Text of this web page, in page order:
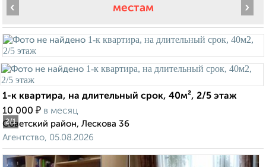
местам
2/1
‹ ›
1-к квартира, на длительный срок, 40м², 2/5 этаж
10 000 ₽ в месяц
Советский район, Лескова 36
Агентство, 05.08.2026